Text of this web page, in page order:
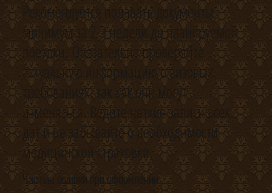
Рекомендуется подавать документы
минимум за 2-3 недели до планируемой
поездки. Обязательно проверяйте
актуальную информацию о визовых
требованиях, так как они могут
изменяться. Ведите четкие записи всех
дат и не забывайте о необходимости
медицинской страховки.
Частые ошибки при оформлении